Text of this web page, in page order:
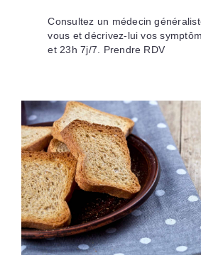
Consultez un médecin
vous et décrivez-lui vos
et 23h 7j/7. Prendre RDV